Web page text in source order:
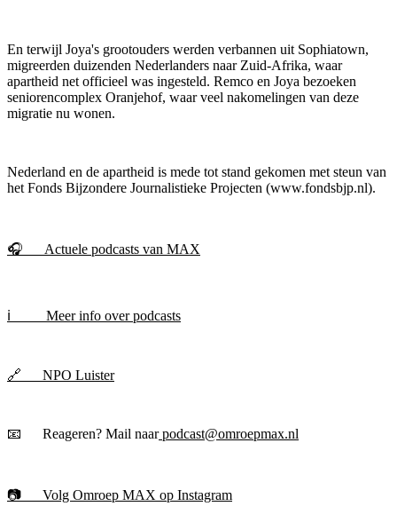
En terwijl Joya's grootouders werden verbannen uit Sophiatown,
migreerden duizenden Nederlanders naar Zuid-Afrika, waar
apartheid net officieel was ingesteld. Remco en Joya bezoeken
seniorencomplex Oranjehof, waar veel nakomelingen van deze
migratie nu wonen.
Nederland en de apartheid is mede tot stand gekomen met steun van
het Fonds Bijzondere Journalistieke Projecten (www.fondsbjp.nl).
🎧 Actuele podcasts van MAX
ℹ️ Meer info over podcasts
🔗 NPO Luister
📧 Reageren? Mail naarpodcast@omroepmax.nl
📷 Volg Omroep MAX op Instagram